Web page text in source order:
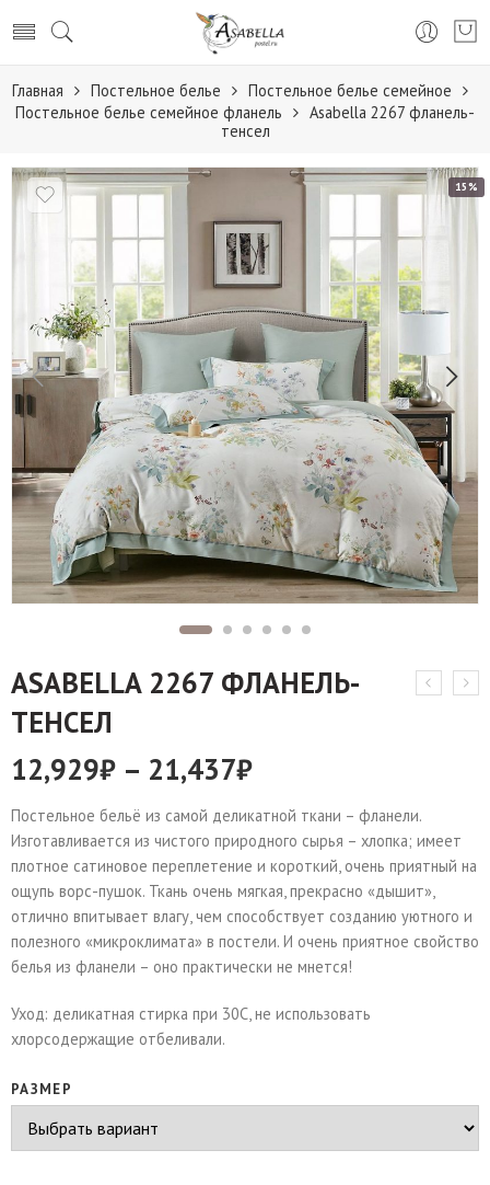
Главная Постельное белье
Постельное белье семейное
Постельное белье семейное фланель
Аsabella 2267 фланель-
тенсел
15%
АSABELLA 2267 ФЛАНЕЛЬ-
ТЕНСЕЛ
12,929₽ – 21,437₽
Постельное бельё из самой деликатной ткани – фланели.
Изготавливается из чистого природного сырья – хлопка; имеет
плотное сатиновое переплетение и короткий, очень приятный на
ощупь ворс-пушок. Ткань очень мягкая, прекрасно «дышит»,
отлично впитывает влагу, чем способствует созданию уютного и
полезного «микроклимата» в постели. И очень приятное свойство
белья из фланели – оно практически не мнется!
Уход: деликатная стирка при 30С, не использовать
хлорсодержащие отбеливали.
РАЗМЕР